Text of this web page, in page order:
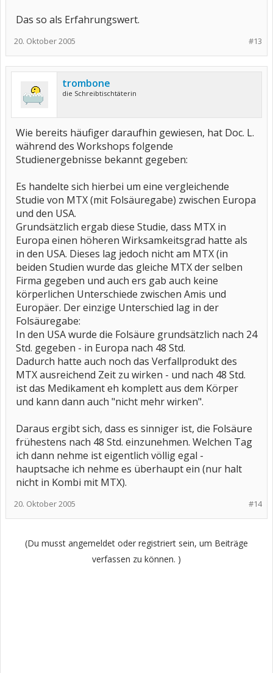
Das so als Erfahrungswert.
#13
20. Oktober 2005
trombone
die Schreibtischtäterin
Wie bereits häufiger daraufhin gewiesen, hat Doc. L.
während des Workshops folgende
Studienergebnisse bekannt gegeben:
Es handelte sich hierbei um eine vergleichende
Studie von MTX (mit Folsäuregabe) zwischen Europa
und den USA.
Grundsätzlich ergab diese Studie, dass MTX in
Europa einen höheren Wirksamkeitsgrad hatte als
in den USA. Dieses lag jedoch nicht am MTX (in
beiden Studien wurde das gleiche MTX der selben
Firma gegeben und auch ers gab auch keine
körperlichen Unterschiede zwischen Amis und
Europäer. Der einzige Unterschied lag in der
Folsäuregabe:
In den USA wurde die Folsäure grundsätzlich nach 24
Std. gegeben - in Europa nach 48 Std.
Dadurch hatte auch noch das Verfallprodukt des
MTX ausreichend Zeit zu wirken - und nach 48 Std.
ist das Medikament eh komplett aus dem Körper
und kann dann auch "nicht mehr wirken".
Daraus ergibt sich, dass es sinniger ist, die Folsäure
frühestens nach 48 Std. einzunehmen. Welchen Tag
ich dann nehme ist eigentlich völlig egal -
hauptsache ich nehme es überhaupt ein (nur halt
nicht in Kombi mit MTX).
#14
20. Oktober 2005
(Du musst angemeldet oder registriert sein, um Beiträge
verfassen zu können. )